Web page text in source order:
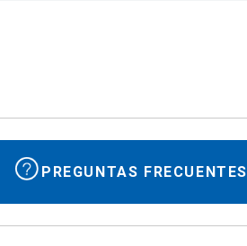
PREGUNTAS FRECUENTES